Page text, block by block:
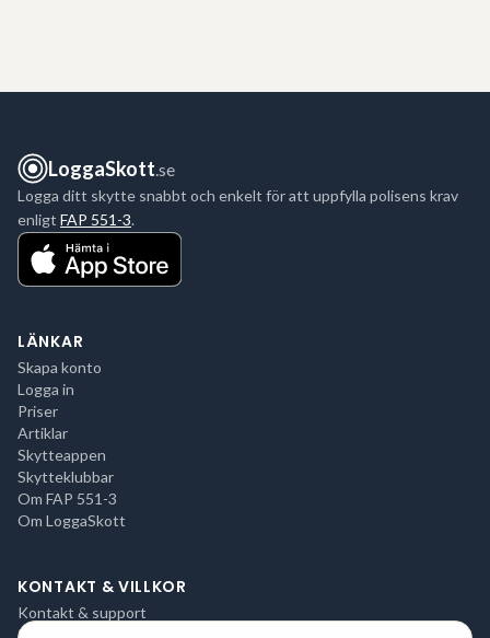
LoggaSkott.se
Logga ditt skytte snabbt och enkelt för att uppfylla polisens krav
enligt FAP 551-3.
LÄNKAR
Skapa konto
Logga in
Priser
Artiklar
Skytteappen
Skytteklubbar
Om FAP 551-3
Om LoggaSkott
KONTAKT & VILLKOR
Kontakt & support
Integritetspolicy